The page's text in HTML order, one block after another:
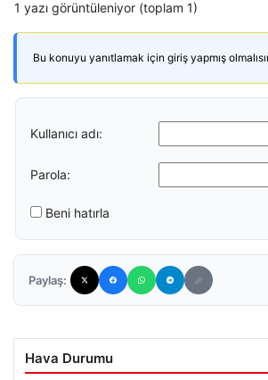
1 yazı görüntüleniyor (toplam 1)
Bu konuyu yanıtlamak için giriş yapmış
Kullanıcı adı:
Parola:
Beni hatırla
Paylaş:
Hava Durumu